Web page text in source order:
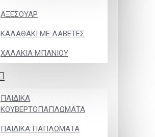
ΑΞΕΣΟΥΑΡ
ΚΑΛΑΘΑΚΙ ΜΕ ΛΑΒΕΤΕΣ
ΧΑΛΑΚΙΑ ΜΠΑΝΙΟΥ
ΠΑΙΔΙΚΑ
ΚΟΥΒΕΡΤΟΠΑΠΛΩΜΑΤΑ
ΠΑΙΔΙΚΑ ΠΑΠΛΩΜΑΤΑ